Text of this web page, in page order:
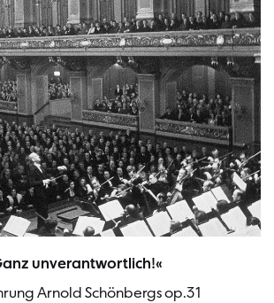
unverantwortlich!«
Arnold Schönbergs op.31